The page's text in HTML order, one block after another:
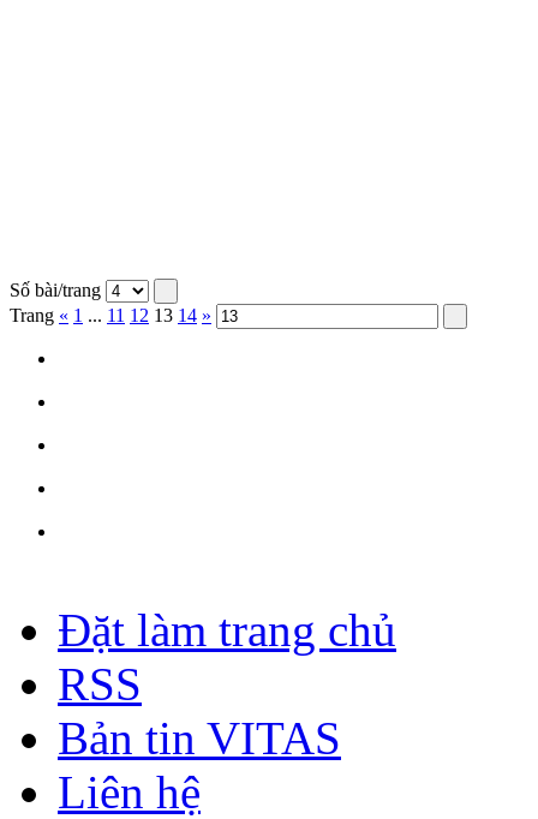
Số bài/trang
Trang « 1 ... 11 12 13 14 »
Đặt làm trang chủ
RSS
Bản tin VITAS
Liên hệ